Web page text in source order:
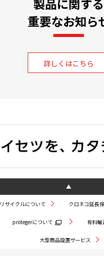
製品に関する
重要なお知ら
詳しくはこちら
リサイクルについて クロネコ延長
protegerについて 有料輸
大型商品設置サービス